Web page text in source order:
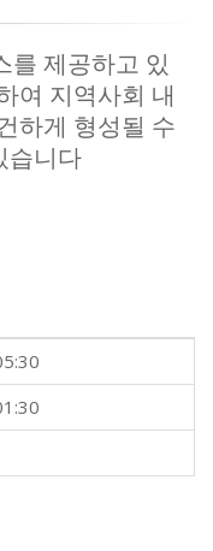
를 제공하고 있
여 지역사회 내
하게 형성될 수
습니다